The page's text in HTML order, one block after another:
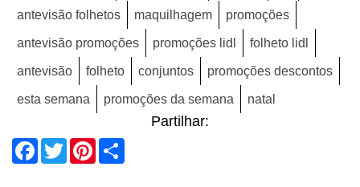
antevisão folhetos maquilhagem promoções
antevisão promoções promoções lidl folheto lidl
antevisão folheto conjuntos promoções descontos
esta semana promoções da semana natal
Partilhar:
Facebook
TwitterPinterest